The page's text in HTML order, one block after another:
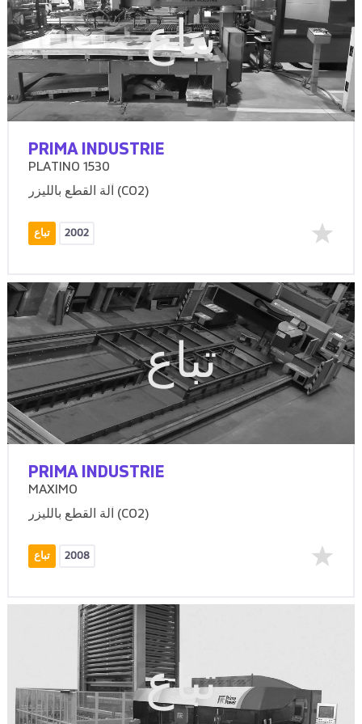
تباع
PRIMA INDUSTRIE
PLATINO 1530
آلة القطع بالليزر (CO2)
تباع 2002
تباع
PRIMA INDUSTRIE
MAXIMO
آلة القطع بالليزر (CO2)
تباع 2008
تباع